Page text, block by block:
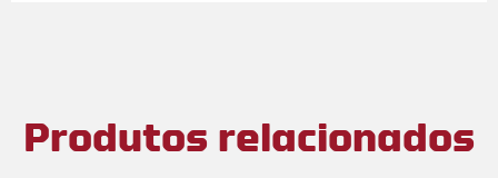
Produtos relacionados